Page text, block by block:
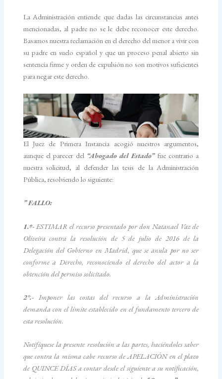
La Administración entiende que dadas las circunstancias antes
mencionadas, al padre no se le debe reconocer este derecho.
Basamos nuestra reclamación en el derecho del menor a vivir con
su padre en suelo español y que un proceso penal abierto sin
sentencia firme y orden de expulsión no son motivos suficientes
para negar este derecho.
El Juez de Primera Instancia acogió nuestros argumentos,
aunque el parecer del “Abogado del Estado”fue contrario a
nuestra solicitud, al defender las tesis de la Administración
Pública, resolviendo lo siguiente:
” FALLO:
1.º-ESTIMAR el recurso presentado por don Natanael Vaz de
Oliveira contra la resolución de 5 de julio de 2016 de la
Delegación del Gobierno en Madrid, que se anula por no ser
conforme a Derecho, reconociendo el derecho del actor a la
obtención del permiso solicitado.
2°.-Imponer las costas del recurso a la Administración
demanda con el límite establecido en el fundamento tercero de
esta resolución.
Notifíquese la presente resolución a las partes, haciéndoles saber
que contra la misma cabe recurso de APELACIÓN en el plazo
de QUINCE DÍAS a contar desde el siguiente a su notificación,